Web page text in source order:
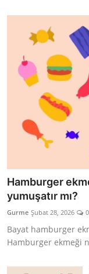
Hamburger
yumuşatır mı?
Gurme Şubat 28, 2026 0
Bayat hamburger
Hamburger ekmeği